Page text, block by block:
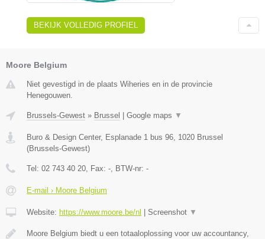
BEKIJK VOLLEDIG PROFIEL
Moore Belgium
Niet gevestigd in de plaats Wiheries en in de provincie
Henegouwen.
Brussels-Gewest » Brussel | Google maps ▼
Buro & Design Center, Esplanade 1 bus 96 1020 Brussel
(Brussels-Gewest)
Tel: 02 743 40 20 , Fax: - , BTW-nr: -
E-mail › Moore Belgium
Website: https://www.moore.be/nl | Screenshot ▼
Moore Belgium biedt u een totaaloplossing voor uw accountancy,